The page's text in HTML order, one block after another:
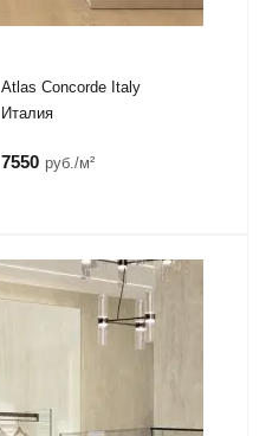
Atlas Concorde Italy
Италия
7550 руб./м²